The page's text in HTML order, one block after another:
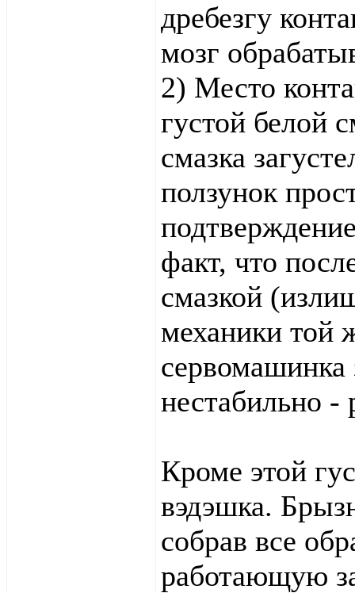
дребезгу
мозг
2) Место
густой белой
смазка
ползунок
факт, что
смазкой
механики той
сервомашинка
нестабильно -
Кроме этой
вэдэшка.
собрав все
работающую